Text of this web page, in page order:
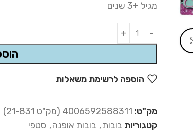
מגיל +3 שנים
Alternative:
הוספה לרשימת משאלות
מק"ט: 4006592588311 (מק"ט 21-831)
קטגוריות בובות, בובות אופנה, סטפי